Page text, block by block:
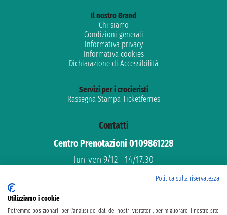
Il nostro Brand
Chi siamo
Condizioni generali
Informativa privacy
Informativa cookies
Dichiarazione di Accessibilità
Servizi per i crocieristi
Rassegna Stampa Ticketferries
Contatti
Centro Prenotazioni 0109861228
lun-ven 9/12 - 14/17.30
email: info@ticketferries.com
Politica sulla riservatezza
Utilizziamo i cookie
Potremmo posizionarli per l'analisi dei dati dei nostri visitatori, per migliorare il nostro sito